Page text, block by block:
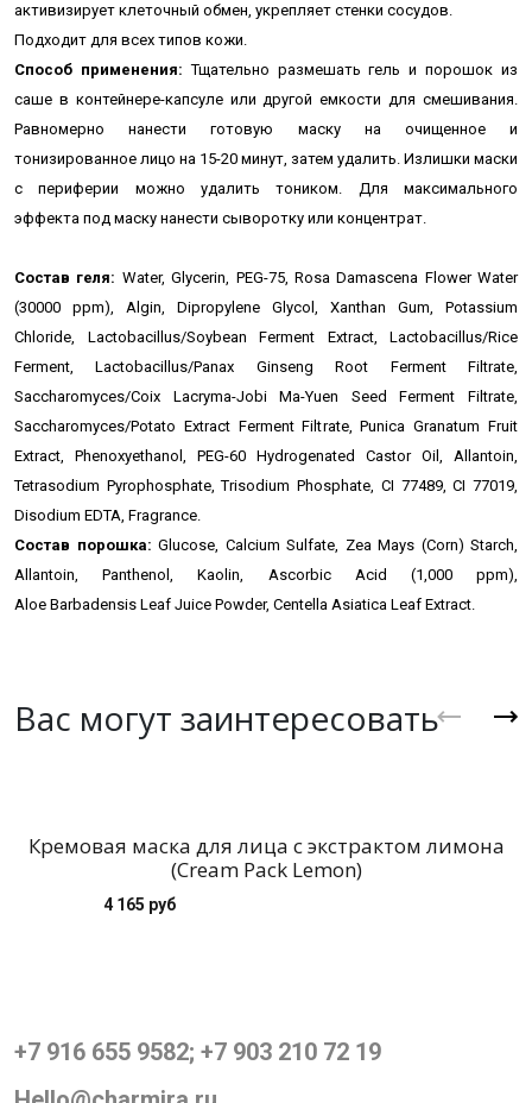
активизирует клеточный обмен, укрепляет стенки сосудов.
Подходит для всех типов кожи.
Способ применения: Тщательно размешать гель и порошок из
саше в контейнере-капсуле или другой емкости для смешивания.
Равномерно нанести готовую маску на очищенное и
тонизированное лицо на 15-20 минут, затем удалить. Излишки маски
с периферии можно удалить тоником. Для максимального
эффекта под маску нанести сыворотку или концентрат.
Состав геля: Water, Glycerin, PEG-75, Rosa Damascena Flower Water
(30000 ppm), Algin, Dipropylene Glycol, Xanthan Gum, Potassium
Chloride, Lactobacillus/Soybean Ferment Extract, Lactobacillus/Rice
Ferment, Lactobacillus/Panax Ginseng Root Ferment Filtrate,
Saccharomyces/Coix Lacryma-Jobi Ma-Yuen Seed Ferment Filtrate,
Saccharomyces/Potato Extract Ferment Filtrate, Punica Granatum Fruit
Extract, Phenoxyethanol, PEG-60 Hydrogenated Castor Oil, Allantoin,
Tetrasodium Pyrophosphate, Trisodium Phosphate, CI 77489, CI 77019,
Disodium EDTA, Fragrance.
Состав порошка: Glucose, Calcium Sulfate, Zea Mays (Corn) Starch,
Allantoin, Panthenol, Kaolin, Ascorbic Acid (1,000 ppm),
Aloe Barbadensis Leaf Juice Powder, Centella Asiatica Leaf Extract.
Вас могут заинтересовать
Кремовая маска для лица с экстрактом лимона
(Cream Pack Lemon)
4 165 руб
+7 916 655 9582; +7 903 210 72 19